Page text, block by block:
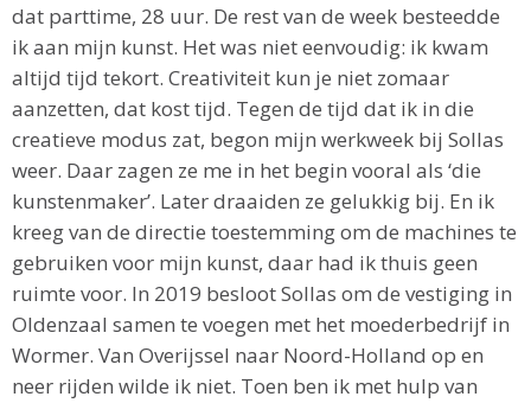
dat parttime, 28 uur. De rest van de week besteedde
ik aan mijn kunst. Het was niet eenvoudig: ik kwam
altijd tijd tekort. Creativiteit kun je niet zomaar
aanzetten, dat kost tijd. Tegen de tijd dat ik in die
creatieve modus zat, begon mijn werkweek bij Sollas
weer. Daar zagen ze me in het begin vooral als ‘die
kunstenmaker’. Later draaiden ze gelukkig bij. En ik
kreeg van de directie toestemming om de machines te
gebruiken voor mijn kunst, daar had ik thuis geen
ruimte voor. In 2019 besloot Sollas om de vestiging in
Oldenzaal samen te voegen met het moederbedrijf in
Wormer. Van Overijssel naar Noord-Holland op en
neer rijden wilde ik niet. Toen ben ik met hulp van